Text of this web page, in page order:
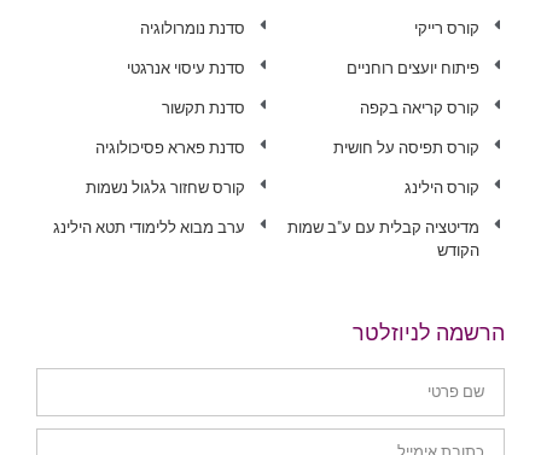
קורס רייקי
פיתוח יועצים רוחניים
קורס קריאה בקפה
קורס תפיסה על חושית
קורס הילינג
מדיטציה קבלית עם ע"ב שמות
הקודש
סדנת נומרולוגיה
סדנת עיסוי אנרגטי
סדנת תקשור
סדנת פארא פסיכולוגיה
קורס שחזור גלגול נשמות
ערב מבוא ללימודי תטא הילינג
הרשמה לניוזלטר